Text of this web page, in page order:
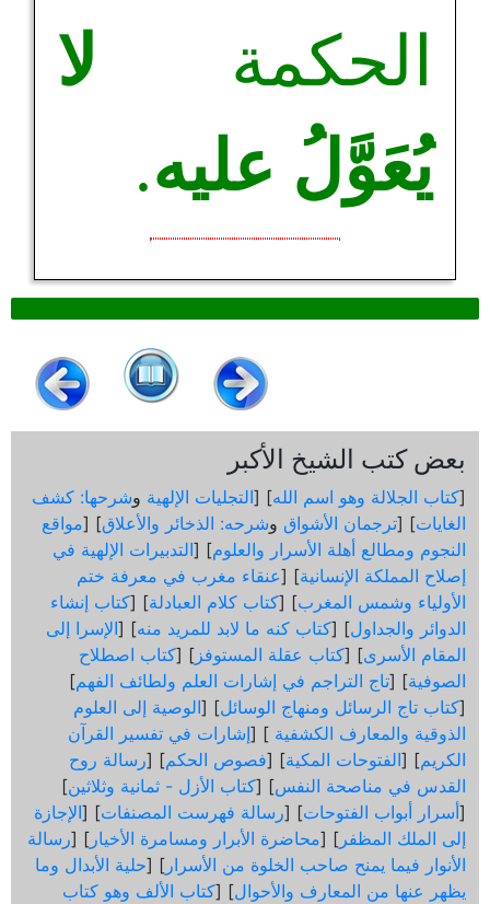
الحكمة لا
يُعَوَّلُ عليه.
بعض كتب الشيخ الأكبر
[كتاب الجلالة وهو اسم الله] [التجليات الإلهية وشرحها: كشف
الغايات] [ترجمان الأشواق وشرحه: الذخائر والأعلاق] [مواقع
النجوم ومطالع أهلة الأسرار والعلوم] [التدبيرات الإلهية في
إصلاح المملكة الإنسانية] [عنقاء مغرب في معرفة ختم
الأولياء وشمس المغرب] [كتاب كلام العبادلة] [كتاب إنشاء
الدوائر والجداول] [كتاب كنه ما لابد للمريد منه] [الإسرا إلى
المقام الأسرى] [كتاب عقلة المستوفز ] [كتاب اصطلاح
الصوفية] [تاج التراجم في إشارات العلم ولطائف الفهم]
[كتاب تاج الرسائل ومنهاج الوسائل] [الوصية إلى العلوم
الذوقية والمعارف الكشفية ] [إشارات في تفسير القرآن
الكريم] [الفتوحات المكية] [فصوص الحكم] [رسالة روح
القدس في مناصحة النفس] [كتاب الأزل - ثمانية وثلاثين]
[أسرار أبواب الفتوحات] [رسالة فهرست المصنفات] [الإجازة
إلى الملك المظفر ] [محاضرة الأبرار ومسامرة الأخيار ] [رسالة
الأنوار فيما يمنح صاحب الخلوة من الأسرار ] [حلية الأبدال وما
يظهر عنها من المعارف والأحوال] [كتاب الألف وهو كتاب